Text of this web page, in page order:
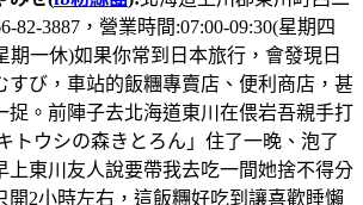
82-3887，營業時間:07:00-09:30(星期四
期一休)如果你常到日本旅行，會發現日
すび，車站的飯糰專賣店、便利商店，甚
捉。前陣子去北海道東川在偎岩吾親手打
トウシの森きとろん」住了一晚、泡了
上東川友人說要帶我去吃一間她捨不得分
開2小時左右，這飯糰好吃到讓喜歡睡懶